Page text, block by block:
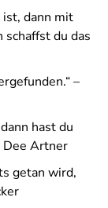
dann mit
du das
–
hast du
Dee Artner
getan wird,